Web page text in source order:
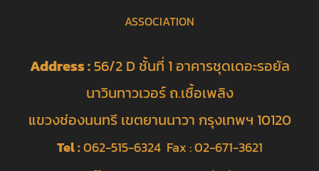
ASSOCIATION
Address :56/2 D ชั้นที่ 1 อาคารชุดเดอะรอยัล
นาวินทาวเวอร์ ถ.เชื้อเพลิง
แขวงช่องนนทรี เขตยานนาวา กรุงเทพฯ 10120
Tel :062-515-6324 Fax : 02-671-3621